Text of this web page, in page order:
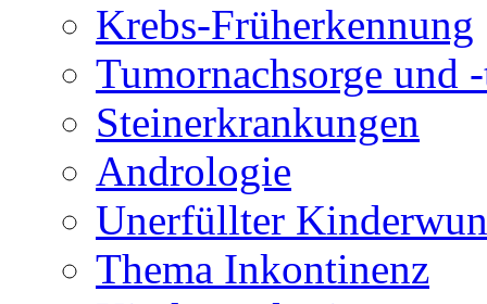
Krebs-Früherkennung
Tumornachsorge und
Steinerkrankungen
Andrologie
Unerfüllter
Thema Inkontinenz